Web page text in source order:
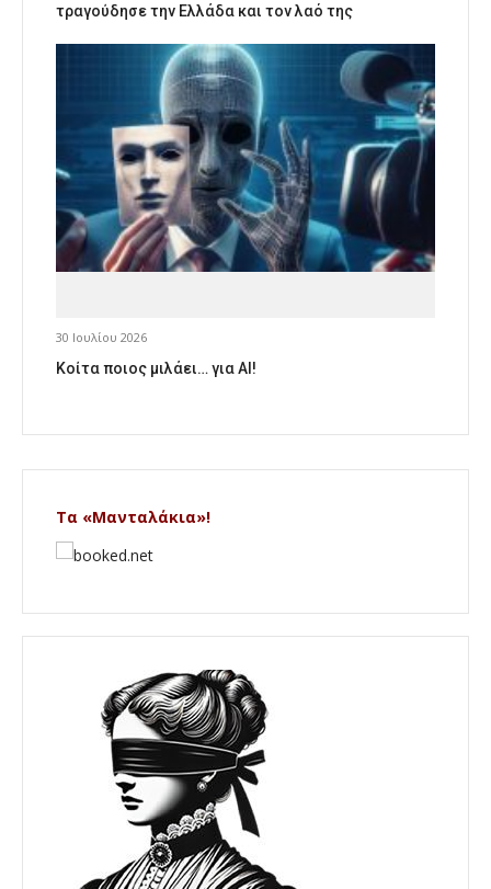
τραγούδησε την Ελλάδα και τον λαό της
30 Ιουλίου 2026
Κοίτα ποιος μιλάει… για AI!
Τα «Μανταλάκια»!